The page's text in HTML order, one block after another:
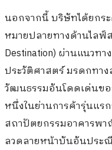
นอกจากนี้ บริษัทได้ยกร
หมายปลายทางด้านไลฟ์ส
Destination) ผ่านแนวท
ประวัติศาสตร์ มรดกทา
วัฒนธรรมอันโดดเด่นขอ
หนึ่งในย่านการค้ารุ่นแร
สถาปัตยกรรมอาคารพ
ลวดลายหน้าบันอันประ